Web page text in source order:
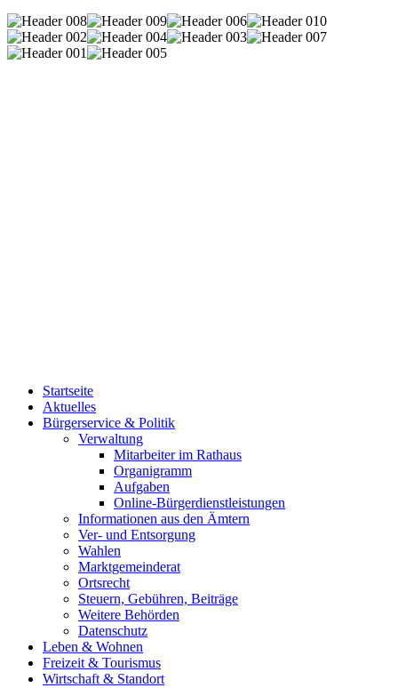
Startseite
Aktuelles
Bürgerservice & Politik
Verwaltung
Mitarbeiter im Rathaus
Organigramm
Aufgaben
Online-Bürgerdienstleistungen
Informationen aus den Ämtern
Ver- und Entsorgung
Wahlen
Marktgemeinderat
Ortsrecht
Steuern, Gebühren, Beiträge
Weitere Behörden
Datenschutz
Leben & Wohnen
Freizeit & Tourismus
Wirtschaft & Standort